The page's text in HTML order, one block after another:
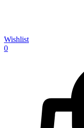
Wishlist
0